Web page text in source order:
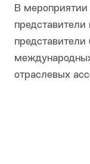
В мероприятии
представители
представители
отраслевых